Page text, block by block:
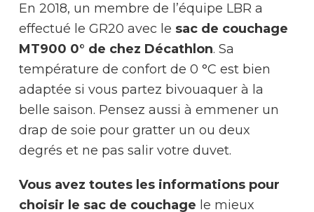
En 2018, un membre de l’équipe LBR a
effectué le GR20 avec le sac de couchage
MT900 0° de chez Décathlon. Sa
température de confort de 0 °C est bien
adaptée si vous partez bivouaquer à la
belle saison. Pensez aussi à emmener un
drap de soie pour gratter un ou deux
degrés et ne pas salir votre duvet.
Vous avez toutes les informations pour
choisir le sac de couchage le mieux